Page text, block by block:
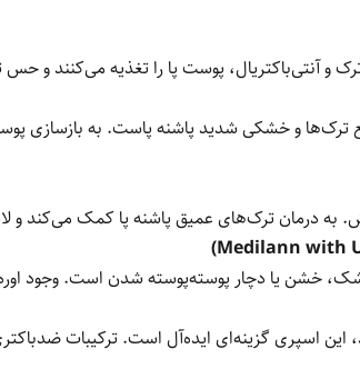
و آنتی‌باکتریال، پوست پا را تغذیه می‌کنند و حس
ترک‌ها و خشکی شدید پاشنه پاست. به
به درمان ترک‌های عمیق پاشنه پا کمک می‌کند
خشن یا دچار پوسته‌پوسته شدن است. وجود
این اسپری گزینه‌ای ایده‌آل است. ترکیبات